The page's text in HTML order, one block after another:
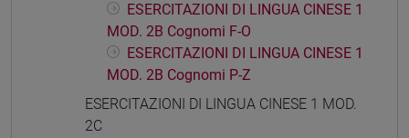
ESERCITAZIONI DI LINGUA CINESE 1
MOD. 2B Cognomi F-O
ESERCITAZIONI DI LINGUA CINESE 1
MOD. 2B Cognomi P-Z
ESERCITAZIONI DI LINGUA CINESE 1 MOD.
2C